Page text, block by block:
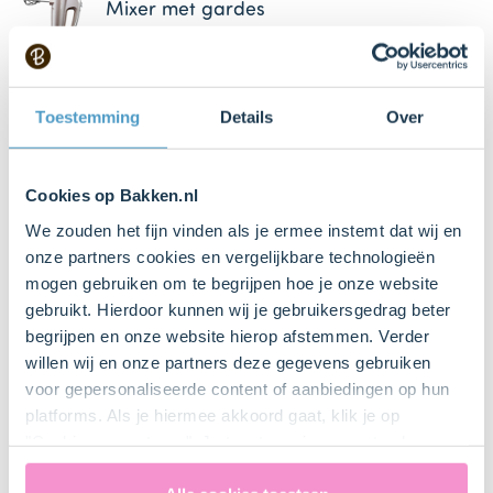
Toestemming Details Over
Cookies op Bakken.nl
We zouden het fijn vinden als je ermee instemt dat wij en
onze partners cookies en vergelijkbare technologieën
mogen gebruiken om te begrijpen hoe je onze website
gebruikt. Hierdoor kunnen wij je gebruikersgedrag beter
begrijpen en onze website hierop afstemmen. Verder
willen wij en onze partners deze gegevens gebruiken
voor gepersonaliseerde content of aanbiedingen op hun
platforms. Als je hiermee akkoord gaat, klik je op
uitdrukkelijk een eventuele gegevensoverdracht naar de
Mixer met gardes
Springvorm Ø18 cm
Bestel gemakkelijk en snel je bakproducten
bij ons zusjeDeLeuksteTaartenshop.
Stappen